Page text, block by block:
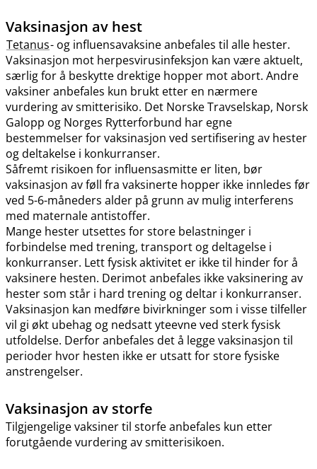
Vaksinasjon av hest
Tetanus- og influensavaksine anbefales til alle hester.
Vaksinasjon mot herpesvirusinfeksjon kan være aktuelt,
særlig for å beskytte drektige hopper mot abort. Andre
vaksiner anbefales kun brukt etter en nærmere
vurdering av smitterisiko. Det Norske Travselskap, Norsk
Galopp og Norges Rytterforbund har egne
bestemmelser for vaksinasjon ved sertifisering av hester
og deltakelse i konkurranser.
Såfremt risikoen for influensasmitte er liten, bør
vaksinasjon av føll fra vaksinerte hopper ikke innledes før
ved 5-6-måneders alder på grunn av mulig interferens
med maternale antistoffer.
Mange hester utsettes for store belastninger i
forbindelse med trening, transport og deltagelse i
konkurranser. Lett fysisk aktivitet er ikke til hinder for å
vaksinere hesten. Derimot anbefales ikke vaksinering av
hester som står i hard trening og deltar i konkurranser.
Vaksinasjon kan medføre bivirkninger som i visse tilfeller
vil gi økt ubehag og nedsatt yteevne ved sterk fysisk
utfoldelse. Derfor anbefales det å legge vaksinasjon til
perioder hvor hesten ikke er utsatt for store fysiske
anstrengelser.
Vaksinasjon av storfe
Tilgjengelige vaksiner til storfe anbefales kun etter
forutgående vurdering av smitterisikoen.